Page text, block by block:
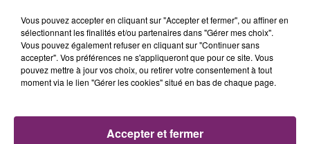
éclipse solaire du 12 Août 2026
Vous pouvez accepter en cliquant sur "Accepter et fermer", ou affiner en
sélectionnant les finalités et/ou partenaires dans "Gérer mes choix".
Vous pouvez également refuser en cliquant sur "Continuer sans
accepter". Vos préférences ne s'appliqueront que pour ce site. Vous
pouvez mettre à jour vos choix, ou retirer votre consentement à tout
moment via le lien "Gérer les cookies" situé en bas de chaque page.
Accepter et fermer